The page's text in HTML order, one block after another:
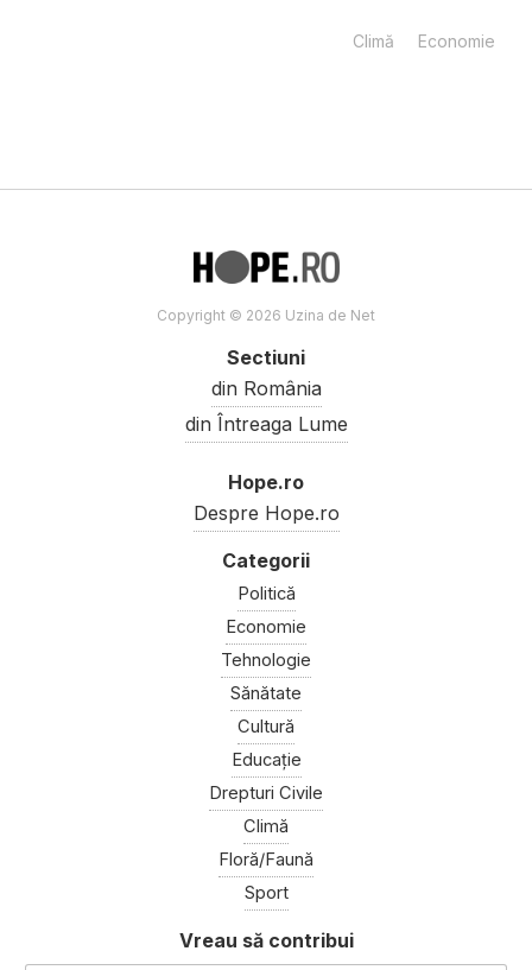
Climă Economie
Copyright © 2026 Uzina de Net
Sectiuni
din România
din Întreaga Lume
Hope.ro
Despre Hope.ro
Politică
Economie
Tehnologie
Sănătate
Cultură
Educație
Drepturi Civile
Climă
Floră/Faună
Sport